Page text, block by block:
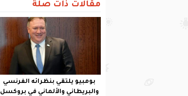
مقالات ذات صلة
بومبيو يلتقي بنظرائه الفرنسي
والبريطاني والألماني في بروكسل